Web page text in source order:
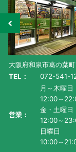
大阪府和泉市葛の葉
TEL：
072-541-
営業：
月～木曜日
12:00～
金・土曜日
12:00～
日曜日
10:00～